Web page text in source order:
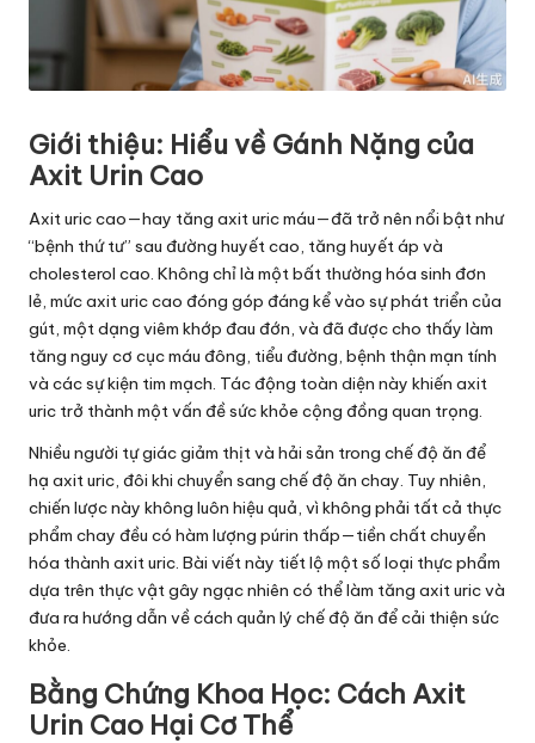
Giới thiệu: Hiểu về Gánh Nặng của
Axit Urin Cao
Axit uric cao—hay tăng axit uric máu—đã trở nên nổi bật như
“bệnh thứ tư” sau đường huyết cao, tăng huyết áp và
cholesterol cao. Không chỉ là một bất thường hóa sinh đơn
lẻ, mức axit uric cao đóng góp đáng kể vào sự phát triển của
gút, một dạng viêm khớp đau đớn, và đã được cho thấy làm
tăng nguy cơ cục máu đông, tiểu đường, bệnh thận mạn tính
và các sự kiện tim mạch. Tác động toàn diện này khiến axit
uric trở thành một vấn đề sức khỏe cộng đồng quan trọng.
Nhiều người tự giác giảm thịt và hải sản trong chế độ ăn để
hạ axit uric, đôi khi chuyển sang chế độ ăn chay. Tuy nhiên,
chiến lược này không luôn hiệu quả, vì không phải tất cả thực
phẩm chay đều có hàm lượng púrin thấp—tiền chất chuyển
hóa thành axit uric. Bài viết này tiết lộ một số loại thực phẩm
dựa trên thực vật gây ngạc nhiên có thể làm tăng axit uric và
đưa ra hướng dẫn về cách quản lý chế độ ăn để cải thiện sức
khỏe.
Bằng Chứng Khoa Học: Cách Axit
Urin Cao Hại Cơ Thể